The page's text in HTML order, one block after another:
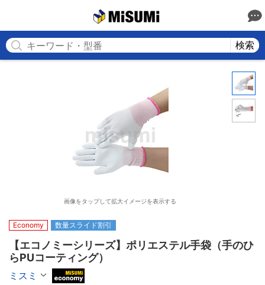
検索
画像をタップして拡大イメージを表示する
Economy 数量スライド割引
【エコノミーシリーズ】ポリエステル手袋（手のひ
らPUコーティング）
ミスミ